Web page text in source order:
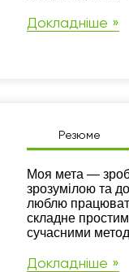
Докладніше »
Резюме
Резюме
Моя мета —
зрозумілою та
люблю
складне
сучасними
Докладніше »